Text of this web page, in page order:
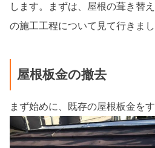
します。まずは、屋根の葺き替
の施工工程について見て行きまし
屋根板金の撤去
まず始めに、既存の屋根板金を